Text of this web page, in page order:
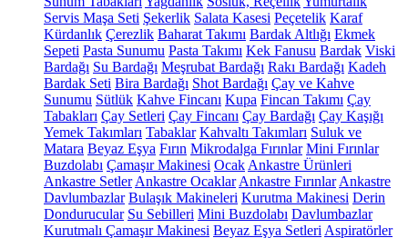
Servis Maşa Seti Şekerlik Salata Kasesi Peçetelik Karaf
Kürdanlık Çerezlik Baharat Takımı Bardak Altlığı Ekmek
Sepeti Pasta Sunumu Pasta Takımı Kek Fanusu Bardak Viski
Bardağı Su Bardağı Meşrubat Bardağı Rakı Bardağı Kadeh
Bardak Seti Bira Bardağı Shot Bardağı Çay ve Kahve
Sunumu Sütlük Kahve Fincanı Kupa Fincan Takımı Çay
Tabakları Çay Setleri Çay Fincanı Çay Bardağı Çay Kaşığı
Yemek Takımları Tabaklar Kahvaltı Takımları Suluk ve
Matara Beyaz Eşya Fırın Mikrodalga Fırınlar Mini Fırınlar
Buzdolabı Çamaşır Makinesi Ocak Ankastre Ürünleri
Ankastre Setler Ankastre Ocaklar Ankastre Fırınlar Ankastre
Davlumbazlar Bulaşık Makineleri Kurutma Makinesi Derin
Dondurucular Su Sebilleri Mini Buzdolabı Davlumbazlar
Kurutmalı Çamaşır Makinesi Beyaz Eşya Setleri Aspiratörler